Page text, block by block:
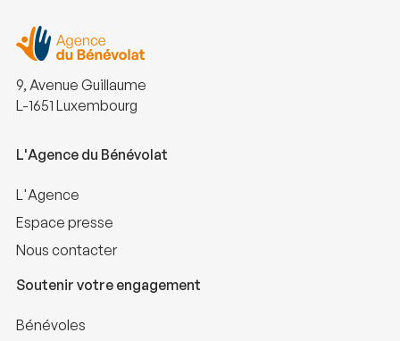
9, Avenue Guillaume
L-1651 Luxembourg
L'Agence du Bénévolat
L'Agence
Espace presse
Nous contacter
Soutenir votre engagement
Bénévoles